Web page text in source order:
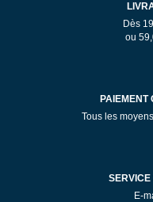
Dès
ou
PAIEMENT
Tous les
SERVICE
E-